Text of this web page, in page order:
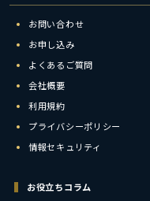
お問い合わせ
お申し込み
よくあるご質問
会社概要
利用規約
プライバシーポリシー
情報セキュリティ
お役立ちコラム